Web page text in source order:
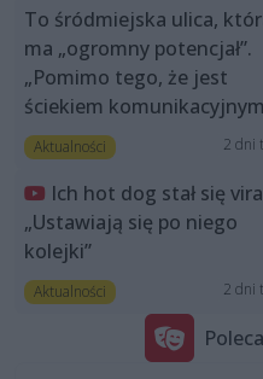
To śródmiejska ulica,
ma „ogromny potencjał”.
„Pomimo tego, że jest
ściekiem
Aktualności 2 dni
Ich hot dog stał się
„Ustawiają się po niego
kolejki”
Aktualności 2 dni